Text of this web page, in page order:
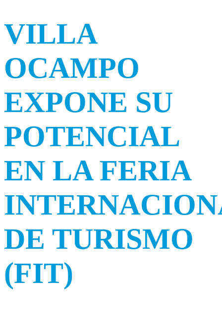
VILLA
OCAMPO
EXPONE SU
POTENCIAL
EN LA FERIA
DE TURISMO
(FIT)